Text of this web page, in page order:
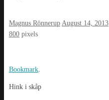
Magnus Rönnerup August 14, 2013
800 pixels
Bookmark
Hink i skåp